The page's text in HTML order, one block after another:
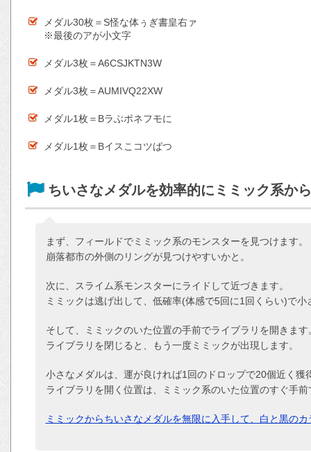
メダル30枚＝S怪な体ぅぎ書皇右ァ
※最後のアが小文字
メダル3枚＝A6CSJKTN3W
メダル3枚＝AUMIVQ22XW
メダル1枚＝Bラぶポネフモに
メダル1枚＝Bイスこコツばつ
ちいさなメダルを効率的にミミック系か
まず、フィールドでミミック系のモンスターを見つけます。
崩落都市の外側のリングが見つけやすいかと。
次に、スライム系モンスターにライドして近づきます。
ミミックは逃げ出して、低確率(体感で5回に1回くらい)で
そして、ミミックのいた位置の手前でライブラリを開きます
ライブラリを閉じると、もう一度ミミックが出現します。
小さなメダルは、運が良ければ1回のドロップで20個近く獲
ライブラリを開く位置は、ミミック系のいた位置のすぐ手
ミミックからちいさなメダルを無限に入手して、白と黒の